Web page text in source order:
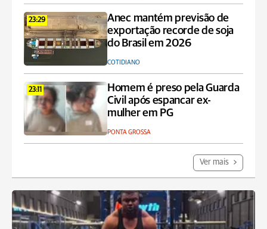
23:29
Anec mantém previsão de
exportação recorde de soja
do Brasil em 2026
COTIDIANO
23:11
Homem é preso pela Guarda
Civil após espancar ex-
mulher em PG
PONTA GROSSA
Ver mais